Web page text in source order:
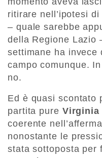
ritirare nell’ipotesi
– quale sarebbe
della Regione Lazio
settimane ha invece
campo comunque.
no.
Ed è quasi scontato
partita pure Virginia
coerente
nonostante le
stata sottoposta per